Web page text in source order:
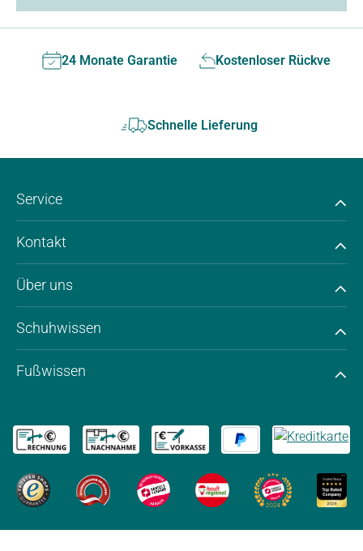
24 Monate Garantie Kostenloser Rückversand
Schnelle Lieferung
Service
Kontakt
Über uns
Schuhwissen
Fußwissen